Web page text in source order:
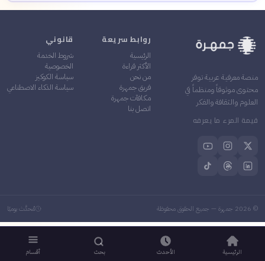
منصة معرفية عربية توفر
محتوى موثوقاً ومنظماً في
العلوم والثقافة والفكر
قيمة المرء ما يعرفه
روابط سريعة
الرئيسية
الأكثر قراءة
من نحن
فريق جمهرة
مكافآت جمهرة
اتصل بنا
قانوني
شروط الخدمة
الخصوصية
سياسة الكوكيز
سياسة الذكاء الاصطناعي
©
2026 جمهرة — جميع الحقوق محفوظة مُحدَّث يوميًا
الرئيسية الأحدث بحث أقسام